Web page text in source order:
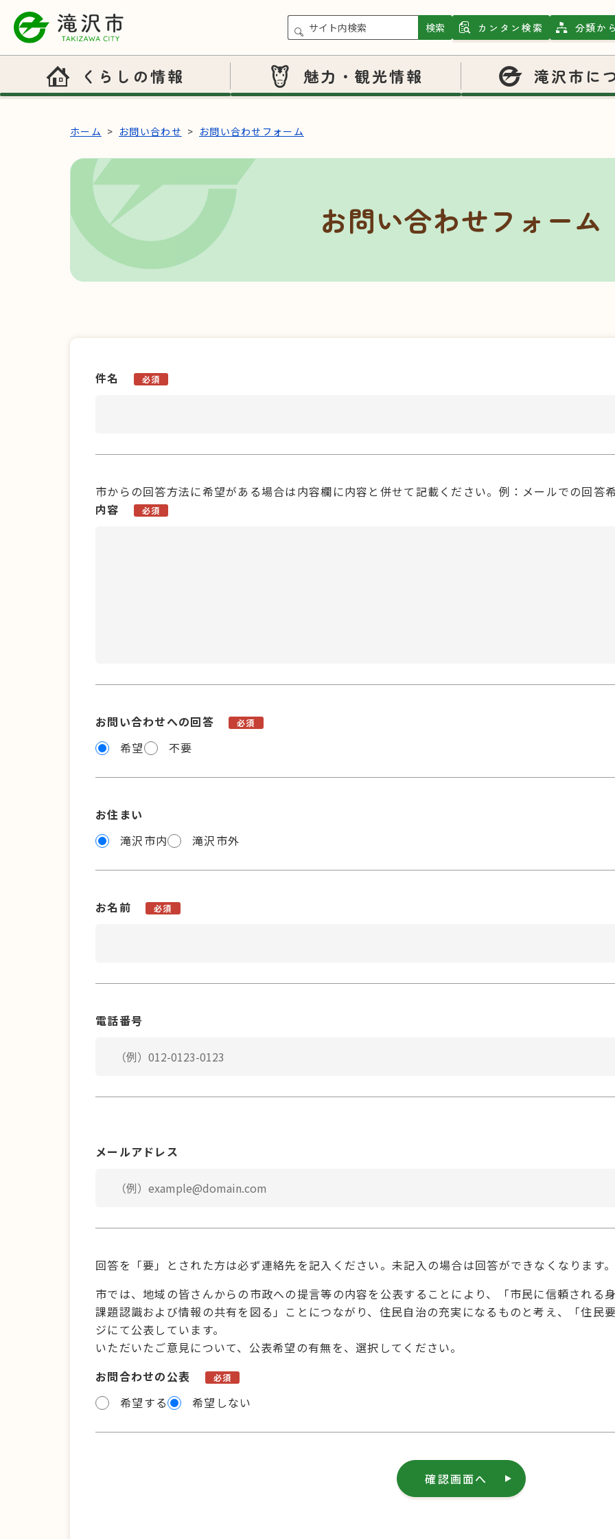
本文へスキップ
検索 カンタン検索 分類か
くらしの情報 魅力・観光情報 滝沢市に
ホーム お問い合わせ お問い合わせフォーム
お問い合わせフォーム
件名 必須
市からの回答方法に希望がある場合は内容欄に内容と併せて記載ください。例：メールでの回答
内容
必須
お問い合わせへの回答 必須
希望 不要
お住まい
滝沢市内
滝沢市外
お名前 必須
電話番号
メールアドレス
回答を「要」とされた方は必ず連絡先を記入ください。未記入の場合は回答ができなくなります
市では、地域の皆さんからの市政への提言等の内容を公表することにより、「市民に信頼される
課題認識および情報の共有を図る」ことにつながり、住民自治の充実になるものと考え、「住民
ジにて公表しています。
いただいたご意見について、公表希望の有無を、選択してください。
お問合わせの公表
必須
希望する 希望しない
確認画面へ